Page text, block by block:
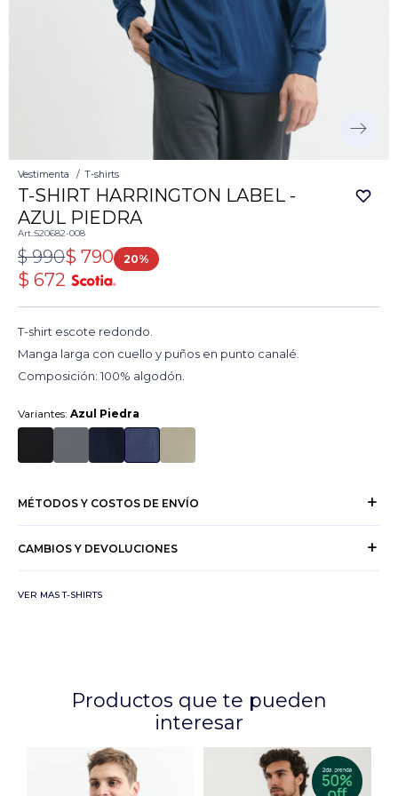
Vestimenta T-shirts
T-SHIRT HARRINGTON LABEL -
AZUL PIEDRA
520682-008
$ 790
$ 990 20
$ 672
T-shirt escote redondo.
Manga larga con cuello y puños en punto canalé.
Composición: 100% algodón.
Variantes: Azul Piedra
MÉTODOS Y COSTOS DE ENVÍO
CAMBIOS Y DEVOLUCIONES
VER MAS T-SHIRTS
Productos que te pueden
interesar